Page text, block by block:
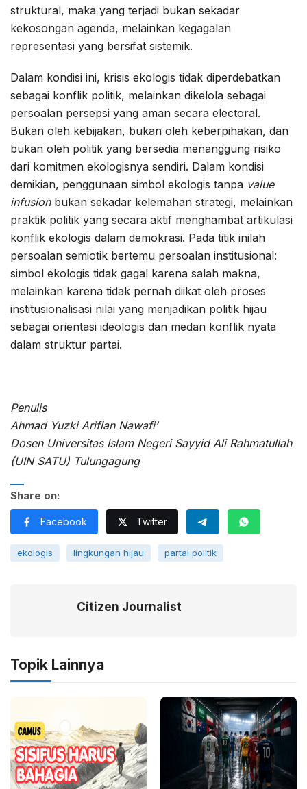
struktural, maka yang terjadi bukan sekadar
kekosongan agenda, melainkan kegagalan
representasi yang bersifat sistemik.
Dalam kondisi ini, krisis ekologis tidak diperdebatkan
sebagai konflik politik, melainkan dikelola sebagai
persoalan persepsi yang aman secara electoral.
Bukan oleh kebijakan, bukan oleh keberpihakan, dan
bukan oleh politik yang bersedia menanggung risiko
dari komitmen ekologisnya sendiri. Dalam kondisi
demikian, penggunaan simbol ekologis tanpa value
infusionbukan sekadar kelemahan strategi, melainkan
praktik politik yang secara aktif menghambat artikulasi
konflik ekologis dalam demokrasi. Pada titik inilah
persoalan semiotik bertemu persoalan institusional:
simbol ekologis tidak gagal karena salah makna,
melainkan karena tidak pernah diikat oleh proses
institusionalisasi nilai yang menjadikan politik hijau
sebagai orientasi ideologis dan medan konflik nyata
dalam struktur partai.
Penulis
Ahmad Yuzki Arifian Nawafi’
Dosen Universitas Islam Negeri Sayyid Ali Rahmatullah
(UIN SATU) Tulungagung
Share on:
Facebook Twitter
ekologis lingkungan hijau partai politik
Citizen Journalist
Topik Lainnya